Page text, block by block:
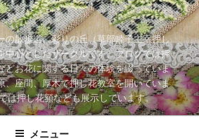
の散歩道。彩りの丘（草部睦子主宰押し
中心としたサークルです。ブログでは押
どお花に関する日々の体験を綴っていま
、座間、厚木で押し花教室を開いていま
は押し花額なども展示しています。
メニュー